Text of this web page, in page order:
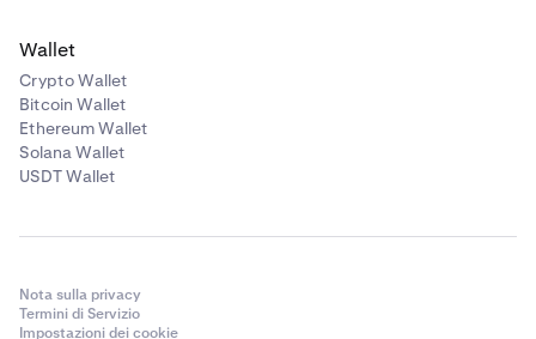
Wallet
Crypto Wallet
Bitcoin Wallet
Ethereum Wallet
Solana Wallet
USDT Wallet
Nota sulla privacy
Termini di Servizio
Impostazioni dei cookie